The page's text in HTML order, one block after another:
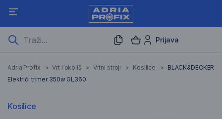
Prijava
Adria Profix > Vrt i okoliš > Vrtni stroji > Kosilice > BLACK&DECKER
Električi trimer 350w GL360
Kosilice